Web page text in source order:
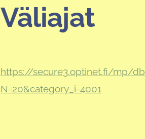
Väliajat
https://secure3.optinet.fi/mp/
N=20&category_i=4001